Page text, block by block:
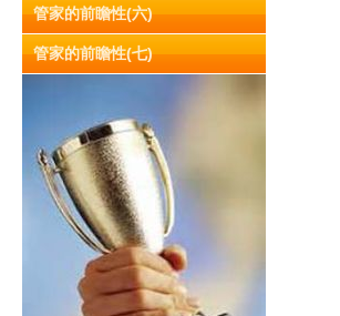
管家的前瞻性(六)
管家的前瞻性(七)